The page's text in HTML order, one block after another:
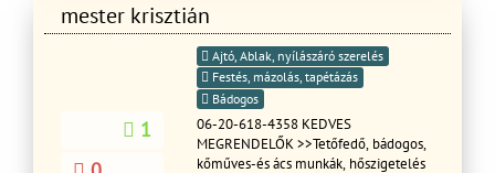
keres, lépjen kapcsolatba velünk!
mester krisztián
1
Ajtó, Ablak, nyílászáró szerelés
Festés, mázolás, tapétázás
Bádogos
06-20-618-4358 KEDVES
MEGRENDELŐK >>Tetőfedő, bádogos,
kőműves-és ács munkák, hőszigetelés